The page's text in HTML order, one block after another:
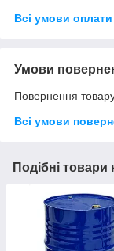
Всі умови оплати
Умови
Повернення
Всі умови
Подібні товари